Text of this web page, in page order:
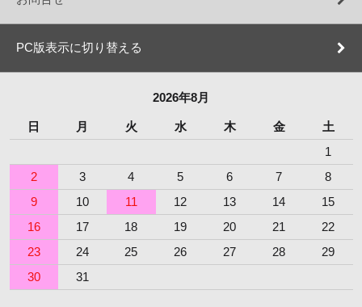
PC版表示に切り替える
2026年8月
日 月 火 水 木 金
土
1
2
3 4 5 6 7
8
9
10 11 12 13 14
15
16
17 18 19 20 21
22
23
24 25 26 27 28
29
30
31